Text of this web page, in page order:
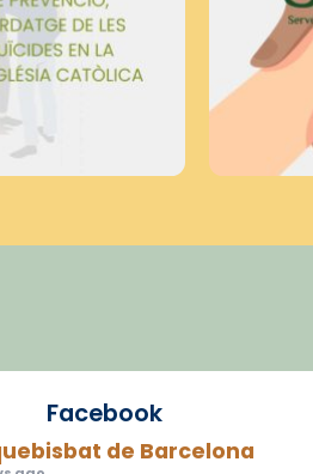
Facebook
de Barcelona